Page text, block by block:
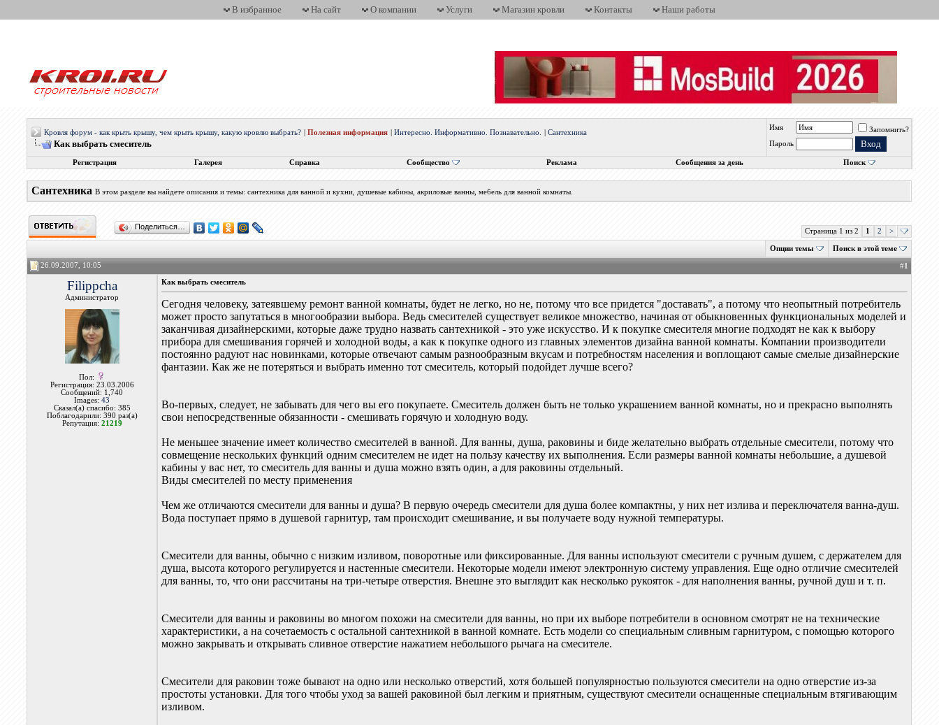
В избранное На сайт О компании Услуги Магазин кровли Контакты Наши работы
Кровля форум - как крыть крышу, чем крыть крышу, какую кровлю выбрать? |Полезная информация |Интересно. Информативно. Познавательно. |Сантехника
Как выбрать смеситель
Имя
Запомнить?
Пароль
Регистрация Галерея Справка Сообщество Реклама Сообщения за день Поиск
Сантехника В этом разделе вы найдете описания и темы: сантехника для ванной и кухни, душевые кабины, акриловые ванны, мебель для ванной комнаты.
Поделиться…
Страница 1 из 2 1 2 >
Опции темы Поиск в этой теме
26.09.2007, 10:05 #1
Filippcha
Администратор
Пол:
Регистрация: 23.03.2006
Сообщений: 1,740
Images:43
Сказал(а) спасибо: 385
Поблагодарили: 390 раз(а)
Репутация: 21219
Как выбрать смеситель
Сегодня человеку, затеявшему ремонт ванной комнаты, будет не легко, но не, потому что все придется "доставать", а потому что неопытный потребитель
может просто запутаться в многообразии выбора. Ведь смесителей существует великое множество, начиная от обыкновенных функциональных моделей и
заканчивая дизайнерскими, которые даже трудно назвать сантехникой - это уже искусство. И к покупке смесителя многие подходят не как к выбору
прибора для смешивания горячей и холодной воды, а как к покупке одного из главных элементов дизайна ванной комнаты. Компании производители
постоянно радуют нас новинками, которые отвечают самым разнообразным вкусам и потребностям населения и воплощают самые смелые дизайнерские
фантазии. Как же не потеряться и выбрать именно тот смеситель, который подойдет лучше всего?
Во-первых, следует, не забывать для чего вы его покупаете. Смеситель должен быть не только украшением ванной комнаты, но и прекрасно выполнять
свои непосредственные обязанности - смешивать горячую и холодную воду.
Не меньшее значение имеет количество смесителей в ванной. Для ванны, душа, раковины и биде желательно выбрать отдельные смесители, потому что
совмещение нескольких функций одним смесителем не идет на пользу качеству их выполнения. Если размеры ванной комнаты небольшие, а душевой
кабины у вас нет, то смеситель для ванны и душа можно взять один, а для раковины отдельный.
Виды смесителей по месту применения
Чем же отличаются смесители для ванны и душа? В первую очередь смесители для душа более компактны, у них нет излива и переключателя ванна-душ.
Вода поступает прямо в душевой гарнитур, там происходит смешивание, и вы получаете воду нужной температуры.
Смесители для ванны, обычно с низким изливом, поворотные или фиксированные. Для ванны используют смесители с ручным душем, с держателем для
душа, высота которого регулируется и настенные смесители. Некоторые модели имеют электронную систему управления. Еще одно отличие смесителей
для ванны, то, что они рассчитаны на три-четыре отверстия. Внешне это выглядит как несколько рукояток - для наполнения ванны, ручной душ и т. п.
Смесители для ванны и раковины во многом похожи на смесители для ванны, но при их выборе потребители в основном смотрят не на технические
характеристики, а на сочетаемость с остальной сантехникой в ванной комнате. Есть модели со специальным сливным гарнитуром, с помощью которого
можно закрывать и открывать сливное отверстие нажатием небольшого рычага на смесителе.
Смесители для раковин тоже бывают на одно или несколько отверстий, хотя большей популярностью пользуются смесители на одно отверстие из-за
простоты установки. Для того чтобы уход за вашей раковиной был легким и приятным, существуют смесители оснащенные специальным втягивающим
изливом.